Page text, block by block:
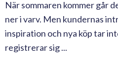
När sommaren kommer går
ner i varv. Men kundernas
inspiration och nya köp tar
registrerar sig ...